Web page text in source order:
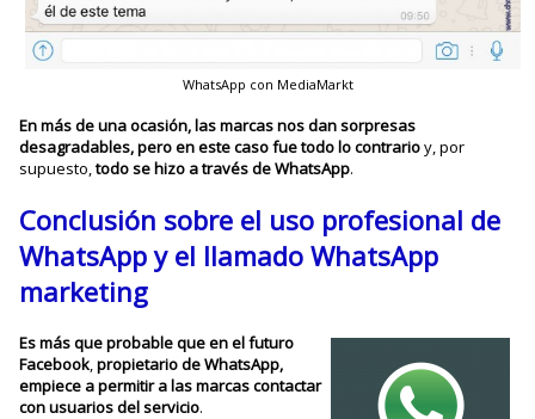
WhatsApp con MediaMarkt
En más de una ocasión, las marcas nos dan sorpresas
desagradables, pero en este caso fue todo lo contrarioy, por
supuesto,todo se hizo a través de WhatsApp.
Conclusión sobre el uso profesional de
WhatsApp y el llamado WhatsApp
marketing
Es más que probable que en el futuro
Facebook,propietario de WhatsApp,
empiece a permitir a las marcas contactar
con usuarios del servicio.